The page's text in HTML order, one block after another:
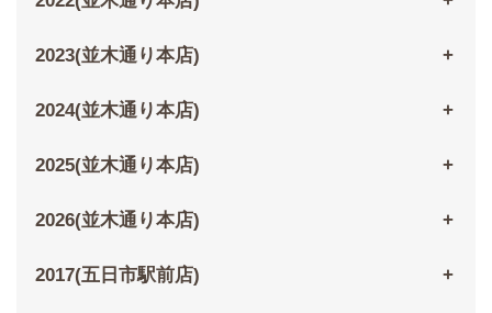
2023(並木通り本店)
2024(並木通り本店)
2025(並木通り本店)
2026(並木通り本店)
2017(五日市駅前店)